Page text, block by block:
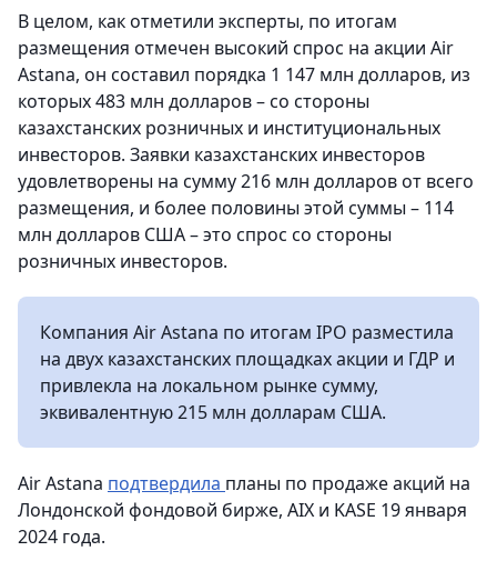
В целом, как отметили эксперты, по итогам
размещения отмечен высокий спрос на акции Air
Astana, он составил порядка 1 147 млн долларов, из
которых 483 млн долларов – со стороны
казахстанских розничных и институциональных
инвесторов. Заявки казахстанских инвесторов
удовлетворены на сумму 216 млн долларов от всего
размещения, и более половины этой суммы – 114
млн долларов США – это спрос со стороны
розничных инвесторов.
Компания Air Astana по итогам IPO разместила
на двух казахстанских площадках акции и ГДР и
привлекла на локальном рынке сумму,
эквивалентную 215 млн долларам США.
Air Astana подтвердила планы по продаже акций на
Лондонской фондовой бирже, AIX и KASE 19 января
2024 года.